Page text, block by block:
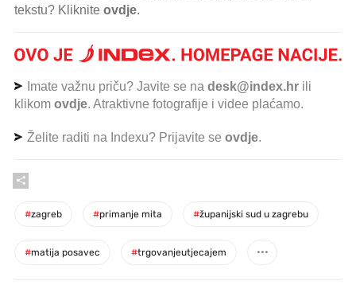
tekstu? Kliknite ovdje.
Imate važnu priču? Javite se na desk@index.hr ili
klikom ovdje. Atraktivne fotografije i videe plaćamo.
Želite raditi na Indexu? Prijavite se ovdje.
#zagreb #primanje mita #županijski sud u zagrebu
#matija posavec #trgovanjeutjecajem